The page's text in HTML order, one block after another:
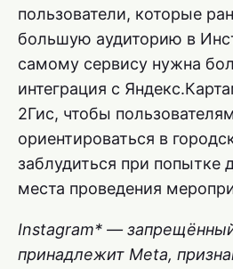
пользователи, которые
большую аудиторию в
самому сервису нужна
интеграция с
2Гис, чтобы
ориентироваться в
заблудиться при попытке
места проведения
Instagram* —
принадлежит Meta,